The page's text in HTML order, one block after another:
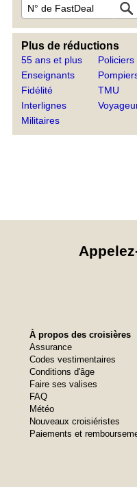
Plus de réductions
55 ans et plus
Enseignants
Fidélité
Interlignes
Militaires
Policiers
TMU
À propos des croisières
Assurance
Codes vestimentaires
Conditions d'âge
Faire ses valises
FAQ
Météo
Nouveaux croisiéristes
Paiements et